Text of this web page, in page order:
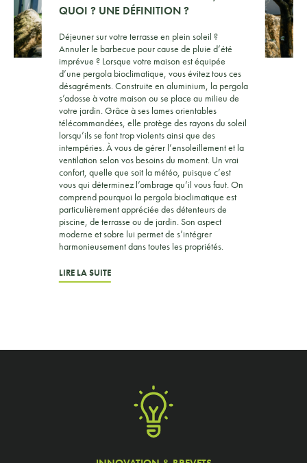
QUOI ? UNE DÉFINITION ?
Déjeuner sur votre terrasse en plein soleil ?
Annuler le barbecue pour cause de pluie d’été
imprévue ? Lorsque votre maison est équipée
d’une pergola bioclimatique, vous évitez tous ces
désagréments. Construite en aluminium, la pergola
s’adosse à votre maison ou se place au milieu de
votre jardin. Grâce à ses lames orientables
télécommandées, elle protège des rayons du soleil
lorsqu’ils se font trop violents ainsi que des
intempéries. À vous de gérer l’ensoleillement et la
ventilation selon vos besoins du moment. Un vrai
confort, quelle que soit la météo, puisque c’est
vous qui déterminez l’ombrage qu’il vous faut. On
comprend pourquoi la pergola bioclimatique est
particulièrement appréciée des détenteurs de
piscine, de terrasse ou de jardin. Son aspect
moderne et sobre lui permet de s’intégrer
harmonieusement dans toutes les propriétés.
LIRE LA SUITE
parfaitement à votre environnement grâce à sa
structure moderne. Cette pergola en aluminium
permet de vous protéger à la fois du vent et des
rayons du soleil grâce à ses lames orientables.
Vous rêvez d’une pergola sur mesure ? Avec